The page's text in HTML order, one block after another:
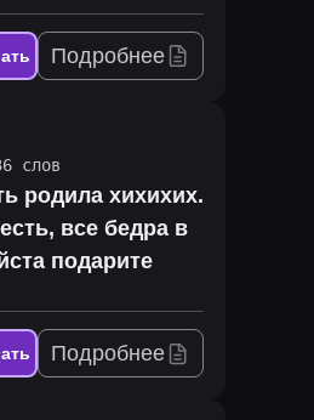
Подробнее
слов
родила хихихих.
все бедра в
подарите
Подробнее